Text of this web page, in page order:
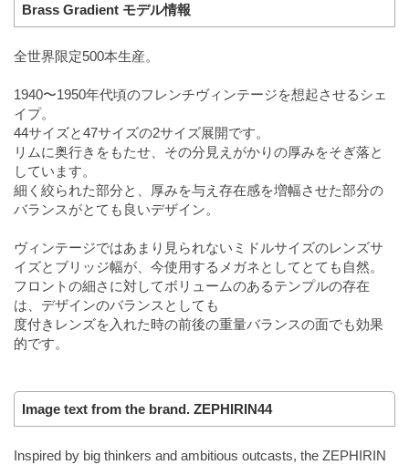
Brass Gradient モデル情報
全世界限定500本生産。
1940〜1950年代頃のフレンチヴィンテージを想起させるシェ
イプ。
44サイズと47サイズの2サイズ展開です。
リムに奥行きをもたせ、その分見えがかりの厚みをそぎ落と
しています。
細く絞られた部分と、厚みを与え存在感を増幅させた部分の
バランスがとても良いデザイン。
ヴィンテージではあまり見られないミドルサイズのレンズサ
イズとブリッジ幅が、今使用するメガネとしてとても自然。
フロントの細さに対してボリュームのあるテンプルの存在
は、デザインのバランスとしても
度付きレンズを入れた時の前後の重量バランスの面でも効果
的です。
Image text from the brand. ZEPHIRIN44
Inspired by big thinkers and ambitious outcasts, the ZEPHIRIN